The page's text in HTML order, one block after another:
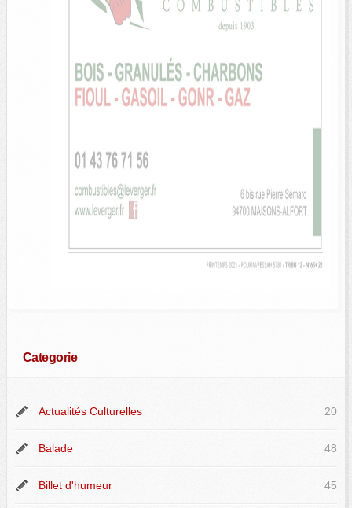
Categorie
Actualités Culturelles 20
Balade 48
Billet d'humeur 45